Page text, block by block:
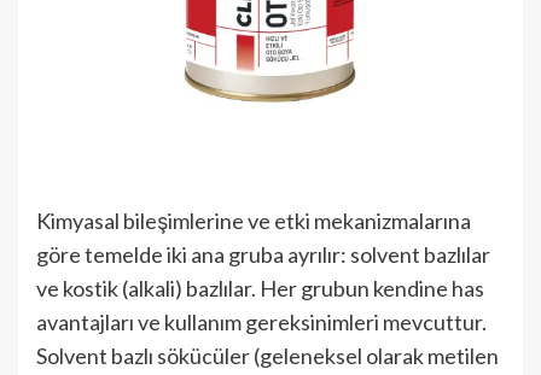
Kimyasal bileşimlerine ve etki mekanizmalarına
göre temelde iki ana gruba ayrılır: solvent bazlılar
ve kostik (alkali) bazlılar. Her grubun kendine has
avantajları ve kullanım gereksinimleri mevcuttur.
Solvent bazlı sökücüler (geleneksel olarak metilen